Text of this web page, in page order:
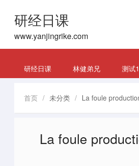
研经日课
www.yanjingrike.com
研经日课 林健弟兄 测试1
首页 / 未分类 / La foule
La foule